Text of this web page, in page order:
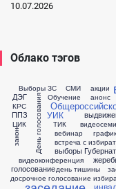
10.07.2026
Облако тэгов
Выборы ЗС
ДЭГ День голосования
КРС
Обучение
ППЗ
СМИ
ТИК
УИК
ЦИК
акции
анонс
вебинар
видеоконференция
встреча с
выборы
голосование
график
день тишины
досрочное голосование
закон